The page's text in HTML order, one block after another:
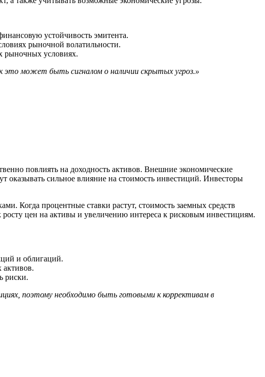
устойчивость эмитента.
рыночной волатильности.
рыночных условиях.
может быть сигналом о наличии скрытых угроз.»
повлиять на доходность активов. Внешние экономические
оказывать сильное влияние на стоимость инвестиций. Инвесторы
Когда процентные ставки растут, стоимость заемных средств
цен на активы и увеличению интереса к рисковым инвестициям.
и облигаций.
активов.
риски.
поэтому необходимо быть готовыми к коррективам в